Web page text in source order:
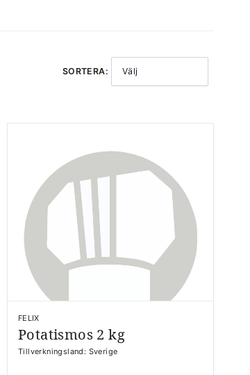
SORTERA: Välj
FELIX
Potatismos 2 kg
Tillverkningsland: Sverige